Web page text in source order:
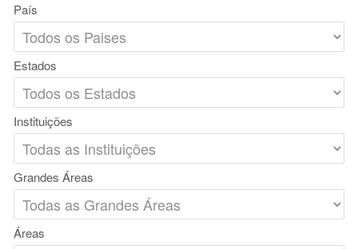
País
Estados
Instituições
Grandes Áreas
Áreas